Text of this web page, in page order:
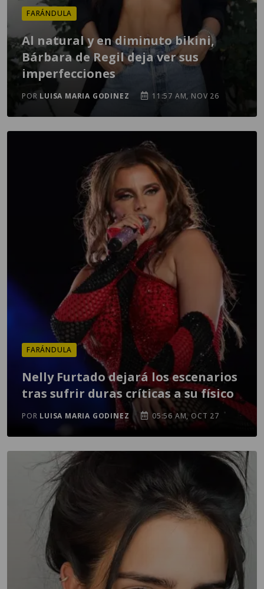
FARÁNDULA
Al natural y en diminuto bikini,
Bárbara de Regil deja ver sus
imperfecciones
POR LUISA MARIA GODINEZ 11:57 AM, NOV 26
FARÁNDULA
Nelly Furtado dejará los escenarios
tras sufrir duras críticas a su físico
POR LUISA MARIA GODINEZ 05:56 AM, OCT 27